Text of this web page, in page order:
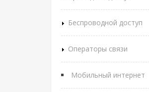
Беспроводной доступ
Операторы связи
Мобильный интернет